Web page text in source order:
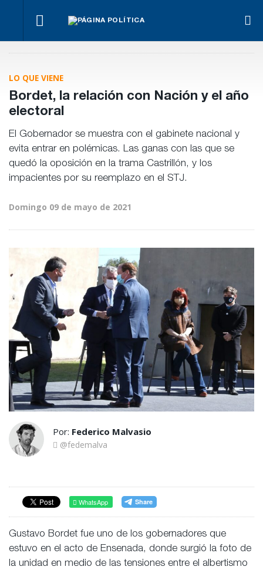
marcha
Benegas
conflicto
de
intereses
ante la
Tierras.
La Justicia
de Teknofood
LO QUE VIENE
Bordet, la relación con Nación y el año
electoral
El Gobernador se muestra con el gabinete nacional y
evita entrar en polémicas. Las ganas con las que se
quedó la oposición en la trama Castrillón, y los
impacientes por su reemplazo en el STJ.
Domingo 09 de mayo de 2021
Por: Federico Malvasio
@fedemalva
WhatsApp
Gustavo Bordet fue uno de los gobernadores que
estuvo en el acto de Ensenada, donde surgió la foto de
la unidad en medio de las tensiones entre el albertismo